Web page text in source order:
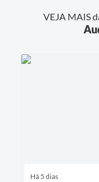
VEJA MAIS
Há 5 dias